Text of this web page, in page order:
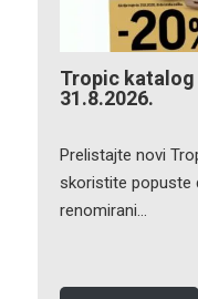
Tropic katalog
31.8.2026.
Prelistajte novi
skoristite popuste
renomirani…